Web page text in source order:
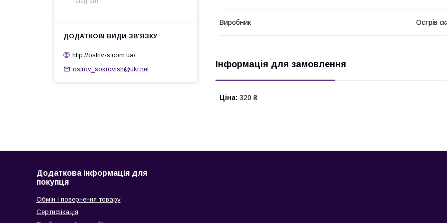
Виробник Острів
Інформація для замовлення
Ціна: 320 ₴
http://ostrіv-s.com.ua/
ostrov_sokrovish@ukr.net
Додаткова інформація для
покупця
Обмін і повернення товару
Сертифікація